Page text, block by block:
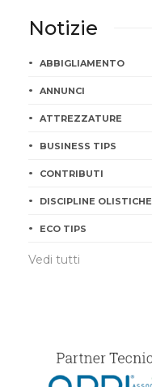
Notizie
ABBIGLIAMENTO
ANNUNCI
ATTREZZATURE
BUSINESS TIPS
CONTRIBUTI
DISCIPLINE OLISTICHE
ECO TIPS